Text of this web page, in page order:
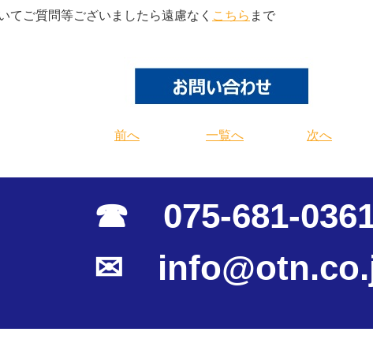
てご質問等ございましたら遠慮なく こちら まで
前へ 一覧へ 次へ
☎ 075-681-
✉